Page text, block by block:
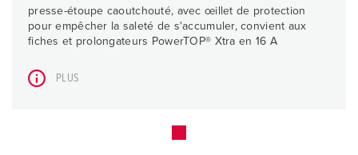
presse-étoupe caoutchouté, avec œillet de protection
pour empêcher la saleté de s'accumuler, convient aux
fiches et prolongateurs PowerTOP® Xtra en 16 A
PLUS